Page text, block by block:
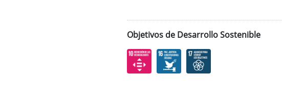
Objetivos de Desarrollo Sostenible